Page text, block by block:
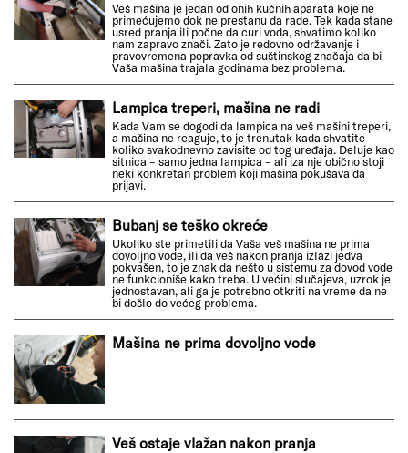
Veš mašina je jedan od onih kućnih aparata koje ne
primećujemo dok ne prestanu da rade. Tek kada stane
usred pranja ili počne da curi voda, shvatimo koliko
nam zapravo znači. Zato je redovno održavanje i
pravovremena popravka od suštinskog značaja da bi
Vaša mašina trajala godinama bez problema.
Lampica treperi, mašina ne radi
Kada Vam se dogodi da lampica na veš mašini treperi,
a mašina ne reaguje, to je trenutak kada shvatite
koliko svakodnevno zavisite od tog uređaja. Deluje kao
sitnica – samo jedna lampica – ali iza nje obično stoji
neki konkretan problem koji mašina pokušava da
prijavi.
Bubanj se teško okreće
Ukoliko ste primetili da Vaša veš mašina ne prima
dovoljno vode, ili da veš nakon pranja izlazi jedva
pokvašen, to je znak da nešto u sistemu za dovod vode
ne funkcioniše kako treba. U većini slučajeva, uzrok je
jednostavan, ali ga je potrebno otkriti na vreme da ne
bi došlo do većeg problema.
Mašina ne prima dovoljno vode
Veš ostaje vlažan nakon pranja